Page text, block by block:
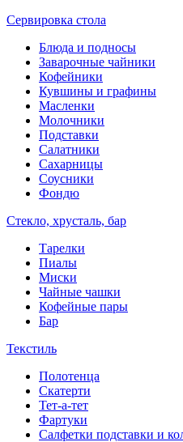
Сервировка стола
Блюда и подносы
Заварочные чайники
Кофейники
Кувшины и графины
Масленки
Молочники
Подставки
Салатники
Сахарницы
Соусники
Фондю
Стекло, хрусталь, бар
Тарелки
Пиалы
Миски
Чайные чашки
Кофейные пары
Бар
Текстиль
Полотенца
Скатерти
Тет-а-тет
Фартуки
Салфетки подставки и